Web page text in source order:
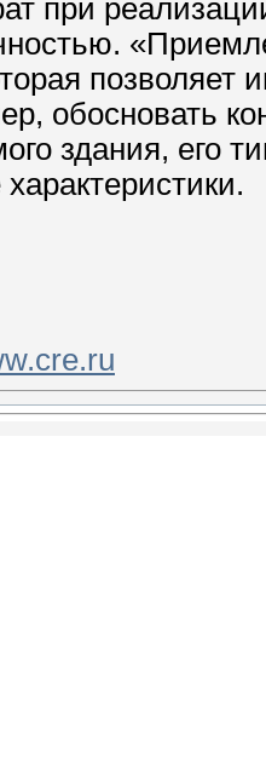
при
позволяет
обосновать
здания, его